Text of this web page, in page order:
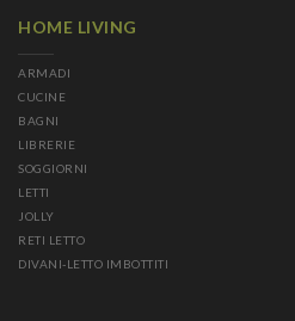
HOME LIVING
ARMADI
CUCINE
BAGNI
LIBRERIE
SOGGIORNI
LETTI
JOLLY
RETI LETTO
DIVANI-LETTO IMBOTTITI